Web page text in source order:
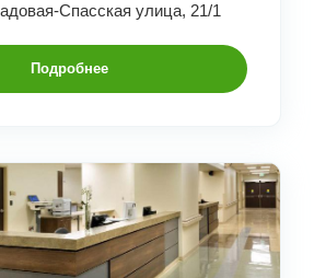
Спасская улица, 21/1
Подробнее